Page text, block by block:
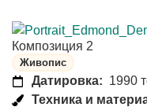
Композиция 2
Живопис
Датировка: 1990
Техника и